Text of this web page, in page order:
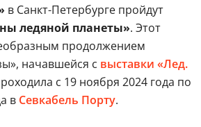
в Санкт-Петербурге пройдут
ледяной планеты». Этот
продолжением
начавшейся с выставки «Лед.
с 19 ноября 2024 года по
в Севкабель Порту.